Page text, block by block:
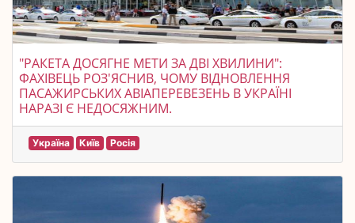
"РАКЕТА ДОСЯГНЕ МЕТИ ЗА ДВІ ХВИЛИНИ":
ФАХІВЕЦЬ РОЗ'ЯСНИВ, ЧОМУ ВІДНОВЛЕННЯ
ПАСАЖИРСЬКИХ АВІАПЕРЕВЕЗЕНЬ В УКРАЇНІ
НАРАЗІ Є НЕДОСЯЖНИМ.
Україна Київ Росія